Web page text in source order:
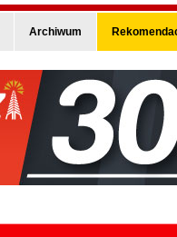
Archiwum